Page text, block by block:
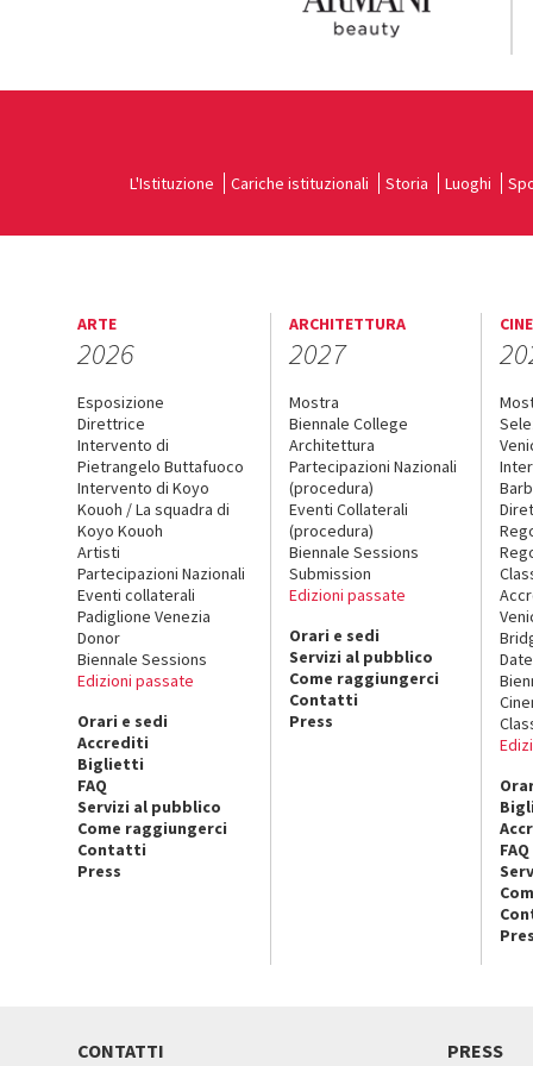
L'Istituzione Cariche istituzionali Storia Luoghi
ARTE
2026
Esposizione
Direttrice
Intervento di
Pietrangelo Buttafuoco
Intervento di Koyo
Kouoh / La squadra di
Koyo Kouoh
Artisti
Partecipazioni Nazionali
Eventi collaterali
Padiglione Venezia
Donor
Biennale Sessions
Edizioni passate
Orari e sedi
Accrediti
Biglietti
FAQ
Servizi al pubblico
Come raggiungerci
Contatti
Press
ARCHITETTURA
2027
Mostra
Biennale College
Architettura
Partecipazioni Nazionali
(procedura)
Eventi Collaterali
(procedura)
Biennale Sessions
Submission
Edizioni passate
Orari e sedi
Servizi al pubblico
Come raggiungerci
Contatti
Press
FAQ
CONTATTI PRESS